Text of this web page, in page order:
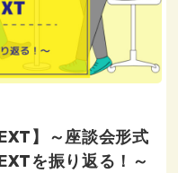
】～座談会形式
を振り返る！～